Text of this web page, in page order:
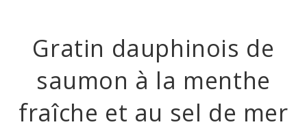
Gratin dauphinois de
saumon à la menthe
fraîche et au sel de mer